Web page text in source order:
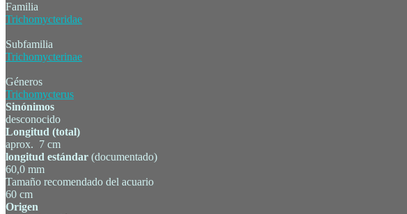
Familia
Trichomycteridae
Subfamilia
Trichomycterinae
Géneros
Trichomycterus
Sinónimos
desconocido
Longitud (total)
aprox. 7 cm
longitud estándar (documentado)
60,0 mm
Tamaño recomendado del acuario
60 cm
Origen